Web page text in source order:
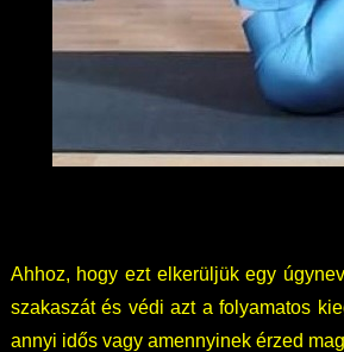
Ahhoz, hogy ezt elkerüljük egy
szakaszát és védi azt a folyamatos
annyi idős vagy amennyinek érzed